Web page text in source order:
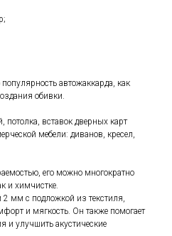
автожаккарда, как
обивки.
потолка, вставок дверных карт
мебели: диванов, кресел,
его можно многократно
и химчистке.
мм с подложкой из текстиля,
и мягкость. Он также помогает
и улучшить акустические